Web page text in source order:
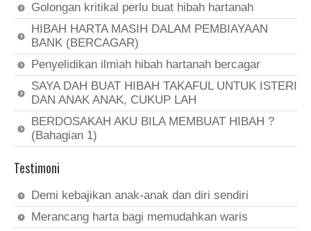
Golongan kritikal perlu buat hibah hartanah
HIBAH HARTA MASIH DALAM PEMBIAYAAN
BANK (BERCAGAR)
Penyelidikan ilmiah hibah hartanah bercagar
SAYA DAH BUAT HIBAH TAKAFUL UNTUK ISTERI
DAN ANAK ANAK, CUKUP LAH
BERDOSAKAH AKU BILA MEMBUAT HIBAH ?
(Bahagian 1)
Testimoni
Demi kebajikan anak-anak dan diri sendiri
Merancang harta bagi memudahkan waris